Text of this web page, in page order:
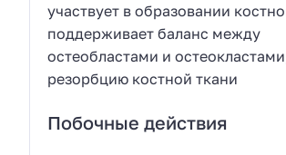
участвует в образовании
поддерживает баланс между
остеобластами и
резорбцию костной ткани
Побочные действия